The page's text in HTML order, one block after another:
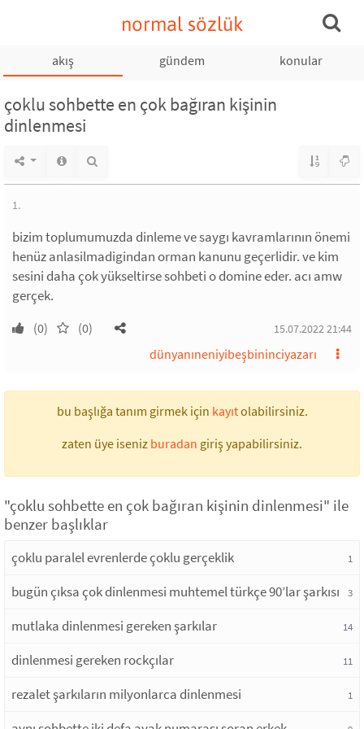
normal sözlük
akış gündem konular
çoklu sohbette en çok bağıran kişinin
dinlenmesi
1.
bizim toplumumuzda dinleme ve saygı kavramlarının önemi
henüz anlasilmadigindan orman kanunu geçerlidir. ve kim
sesini daha çok yükseltirse sohbeti o domine eder. acı amw
gerçek.
(0) (0) 15.07.2022 21:44
dünyanıneniyibeşbininciyazarı
bu başlığa tanım girmek için kayıtolabilirsiniz.
zaten üye iseniz buradan giriş yapabilirsiniz.
"çoklu sohbette en çok bağıran kişinin dinlenmesi" ile
benzer başlıklar
çoklu paralel evrenlerde çoklu gerçeklik 1
bugün çıksa çok dinlenmesi muhtemel türkçe 90’lar şarkısı 3
mutlaka dinlenmesi gereken şarkılar 14
dinlenmesi gereken rockçılar 11
rezalet şarkıların milyonlarca dinlenmesi 1